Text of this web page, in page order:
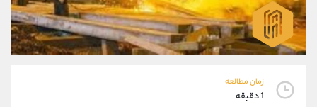
زمان مطالعه
1 دقیقه
09304891085
واتساپ شروع گفتگو
تلگرام @Armteam_admin_103
داخلی 103
پشتیبان فروش